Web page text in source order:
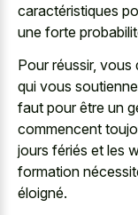
caractéristiques
une forte
Pour réussir,
qui vous
faut pour être un
commencent
jours fériés et les
formation
éloigné.